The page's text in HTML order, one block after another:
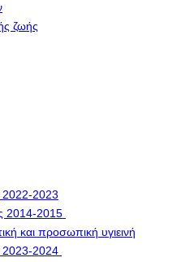
ζωής
2022-2023
2014-2015
και προσωπική υγιεινή
2023-2024